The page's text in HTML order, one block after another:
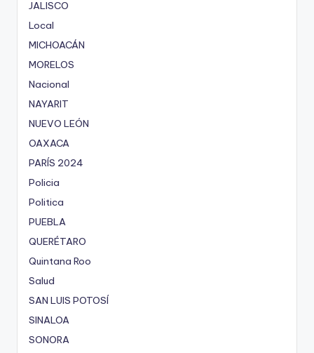
JALISCO
Local
MICHOACÁN
MORELOS
Nacional
NAYARIT
NUEVO LEÓN
OAXACA
PARÍS 2024
Policia
Politica
PUEBLA
QUERÉTARO
Quintana Roo
Salud
SAN LUIS POTOSÍ
SINALOA
SONORA